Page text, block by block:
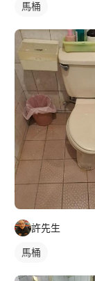
馬桶
許先生
馬桶